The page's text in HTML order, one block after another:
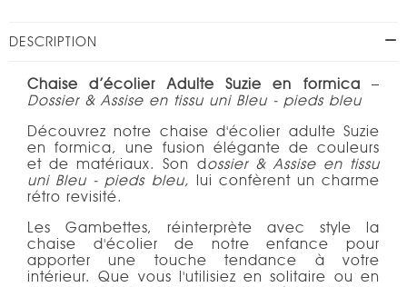
DESCRIPTION
Chaise d’écolier Adulte Suzie en formica –
Dossier & Assise en tissu uni Bleu - pieds bleu
Découvrez notre chaise d'écolier adulte Suzie
en formica, une fusion élégante de couleurs
et de matériaux. Son dossier & Assise en tissu
uni Bleu - pieds bleu, lui confèrent un charme
rétro revisité.
Les Gambettes, réinterprète avec style la
chaise d'écolier de notre enfance pour
apporter une touche tendance à votre
intérieur. Que vous l'utilisiez en solitaire ou en